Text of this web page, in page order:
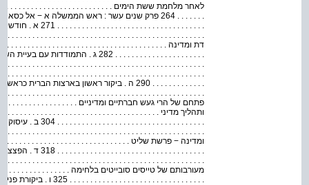
לאחר מלחמת ששת הימים . . . . . . . . . . . . . . . . . . . . . . . . . . .
. . . . . . . 264 פרק שנים עשר : ראש הממשלה א − אל
. . . . . . . . . . . . . . .
דת ומדינה . . . . . . . . . . . . . . . . . . . . . . . . . . . . . . . . . . . . . . .
. . . . . . . . . . . . . . . . . . . . . . 282 ג .
. . . . . . . . . . . . . 290 ה . ביקור ראשון בארצות
ותהליך מדיני . . . . . . . . . . . . . . . . . . . . . . . . . . . . . . . . . . . .
. . . . . . . . . . . . . . .
ומדינה − פרשת שליט . . . . . . . . . . . . . . . . . . . . . . . . . . . . . .
. . . . . . . . . . . . . . .
מעורבותם של טייסים סובייטים בלחימה . . . . . . . . . . . . . . .
. . . . . . . . . . . . . . . . . . .